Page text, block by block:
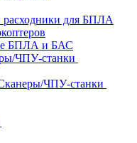
для БПЛА
БПЛА и БАС
ЧПУ-станки
ЧПУ-станки